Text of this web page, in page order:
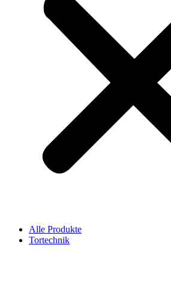
Alle Produkte
Tortechnik